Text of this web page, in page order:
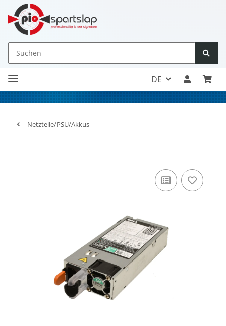
DE
Netzteile/PSU/Akkus